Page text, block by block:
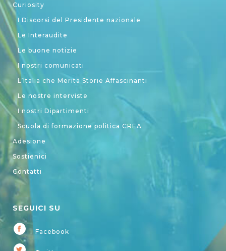
Curiosity
I Discorsi del Presidente nazionale
Le Interaudite
Le buone notizie
I nostri comunicati
L’Italia che Merita Storie Affascinanti
Le nostre interviste
I nostri Dipartimenti
Scuola di formazione politica CREA
Adesione
Sostienici
Contatti
SEGUICI SU
Facebook